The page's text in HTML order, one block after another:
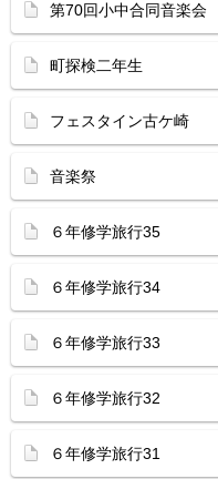
第70回小中合同音楽会
町探検二年生
フェスタイン古ケ崎
音楽祭
６年修学旅行35
６年修学旅行34
６年修学旅行33
６年修学旅行32
６年修学旅行31